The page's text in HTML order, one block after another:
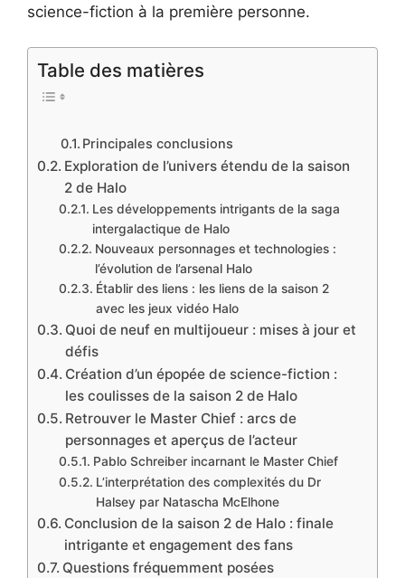
science-fiction à la première personne.
Table des matières
Principales conclusions
Exploration de l’univers étendu de la saison
2 de Halo
Les développements intrigants de la saga
intergalactique de Halo
Nouveaux personnages et technologies :
l’évolution de l’arsenal Halo
Établir des liens : les liens de la saison 2
avec les jeux vidéo Halo
Quoi de neuf en multijoueur : mises à jour et
défis
Création d’un épopée de science-fiction :
les coulisses de la saison 2 de Halo
Retrouver le Master Chief : arcs de
personnages et aperçus de l’acteur
Pablo Schreiber incarnant le Master Chief
L’interprétation des complexités du Dr
Halsey par Natascha McElhone
Conclusion de la saison 2 de Halo : finale
intrigante et engagement des fans
Questions fréquemment posées